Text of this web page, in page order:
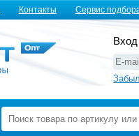
Контакты Сервис